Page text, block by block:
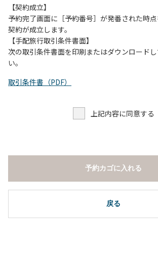
（１）川原にテントやタープを張らない。
（２）雨が降ったときは川原で遊ばない。
（３）カムイコタン公園キャンプ場で雨が降
流で雨が降り急に増水することがあるので、
し、濁り始めたときには直ちに川原での遊
（４）キャンプ場の管理者や地元住民から川
【契約成立】
予約完了画面に［予約番号］が発番された時
契約が成立します。
【手配旅行取引条件書面】
次の取引条件書面を印刷またはダウンロード
い。
取引条件書（PDF）
上記内容に同意する
戻る
予約カゴに入れる